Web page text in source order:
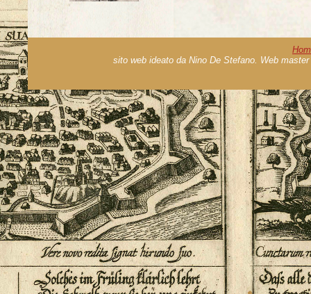
sito web ideato da Nino De Stefano. Web